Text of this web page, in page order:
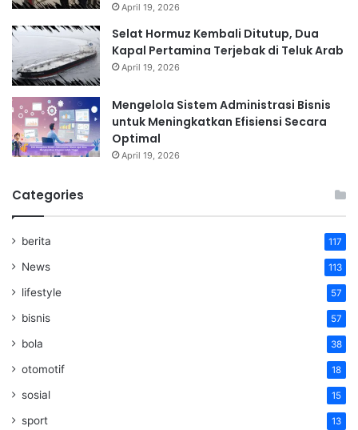
April 19, 2026
Selat Hormuz Kembali Ditutup, Dua
Kapal Pertamina Terjebak di Teluk Arab
April 19, 2026
Mengelola Sistem Administrasi Bisnis
untuk Meningkatkan Efisiensi Secara
Optimal
April 19, 2026
Categories
berita 117
News 113
lifestyle 57
bisnis 57
bola 38
otomotif 18
sosial 15
sport 13